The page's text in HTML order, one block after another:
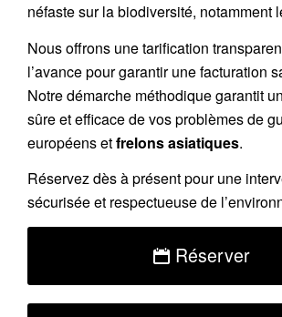
néfaste sur la biodiversité, notamment
Nous offrons unetarification
l’avance pour garantir une facturation
Notre démarche méthodique garantit
sûre et efficace de vos problèmes de
européens etfrelons asiatiques.
Réservezdès à présent pour une
sécurisée et respectueuse de
Réserver